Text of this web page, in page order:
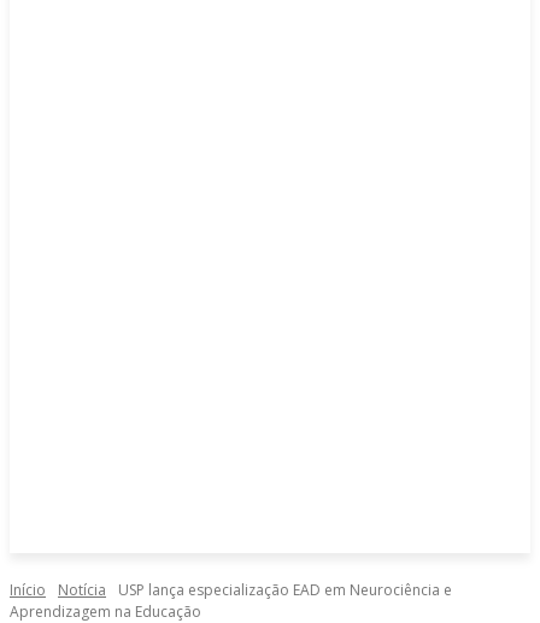
Início Notícia
USP lança especialização EAD em Neurociência e
Aprendizagem na Educação